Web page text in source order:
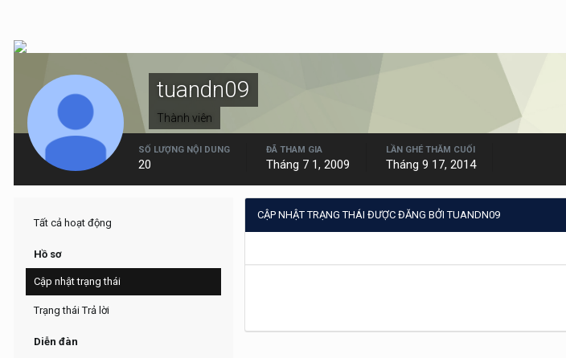
tuandn09
Thành viên
SỐ LƯỢNG NỘI DUNG
20
ĐÃ THAM GIA
Tháng 7 1, 2009
LẦN GHÉ THĂM CUỐI
Tháng 9 17, 2014
Tất cả hoạt động
Hồ sơ
Cập nhật trạng thái
Trạng thái Trả lời
Diễn đàn
CẬP NHẬT TRẠNG THÁI ĐƯỢC ĐĂNG BỞI TUANDN09